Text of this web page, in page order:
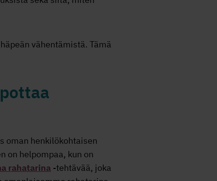
vähentämistä. Tämä
oman henkilökohtaisen
on helpompaa, kun on
rahatarina -tehtävää, joka